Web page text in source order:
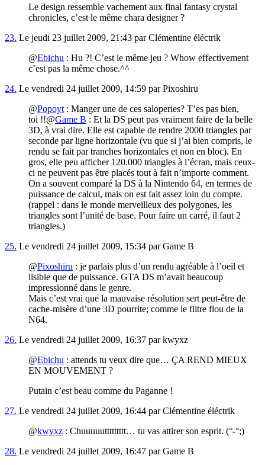
Le design ressemble vachement aux final fantasy crystal
chronicles, c’est le même chara designer ?
23. Le jeudi 23 juillet 2009, 21:43 par Clémentine éléctrik
@Ebichu : Hu ?! C’est le même jeu ? Whow effectivement
c’est pas la même chose.^^
24. Le vendredi 24 juillet 2009, 14:59 par Pixoshiru
@Popoyt : Manger une de ces saloperies? T’es pas bien,
toi !!@Game B : Et la DS peut pas vraiment faire de la belle
3D, à vrai dire. Elle est capable de rendre 2000 triangles par
seconde par ligne horizontale (vu que si j’ai bien compris, le
rendu se fait par tranches horizontales et non en bloc). En
gros, elle peu afficher 120.000 triangles à l’écran, mais ceux-
ci ne peuvent pas être placés tout à fait n’importe comment.
On a souvent comparé la DS à la Nintendo 64, en termes de
puissance de calcul, mais on est fait assez loin du compte.
(rappel : dans le monde merveilleux des polygones, les
triangles sont l’unité de base. Pour faire un carré, il faut 2
triangles.)
25. Le vendredi 24 juillet 2009, 15:34 par Game B
@Pixoshiru : je parlais plus d’un rendu agréable à l’oeil et
lisible que de puissance. GTA DS m’avait beaucoup
impressionné dans le genre.
Mais c’est vrai que la mauvaise résolution sert peut-être de
cache-misère d’une 3D pourrite; comme le filtre flou de la
N64.
26. Le vendredi 24 juillet 2009, 16:37 par kwyxz
@Ebichu : attends tu veux dire que… ÇA REND MIEUX
EN MOUVEMENT ?
Putain c’est beau comme du Paganne !
27. Le vendredi 24 juillet 2009, 16:44 par Clémentine éléctrik
@kwyxz : Chuuuuuttttttttt… tu vas attirer son esprit. (°-°;)
28. Le vendredi 24 juillet 2009, 16:47 par Game B